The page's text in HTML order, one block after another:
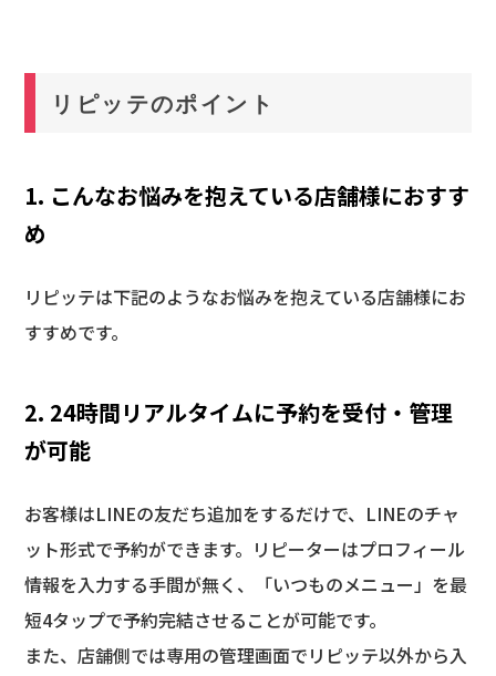
リピッテのポイント
1. こんなお悩みを抱えている店舗様におすす
め
リピッテは下記のようなお悩みを抱えている店舗様にお
すすめです。
2. 24時間リアルタイムに予約を受付・管理
が可能
お客様はLINEの友だち追加をするだけで、LINEのチャ
ット形式で予約ができます。リピーターはプロフィール
情報を入力する手間が無く、「いつものメニュー」を最
短4タップで予約完結させることが可能です。
また、店舗側では専用の管理画面でリピッテ以外から入